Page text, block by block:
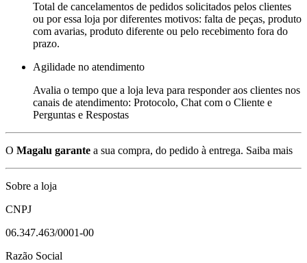
Total de cancelamentos de pedidos solicitados pelos clientes
ou por essa loja por diferentes motivos: falta de peças, produto
com avarias, produto diferente ou pelo recebimento fora do
prazo.
Agilidade no atendimento
Avalia o tempo que a loja leva para responder aos clientes nos
canais de atendimento: Protocolo, Chat com o Cliente e
Perguntas e Respostas
O Magalu garante a sua compra, do pedido à entrega. Saiba mais
Sobre a loja
CNPJ
06.347.463/0001-00
Razão Social